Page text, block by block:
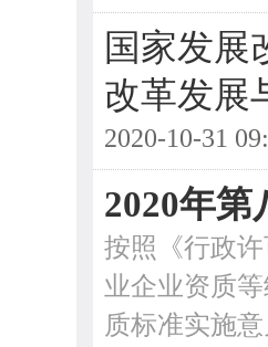
国家发展
改革发展
2020-10-31
2020年
按照《行政
业企业资质
质标准实施